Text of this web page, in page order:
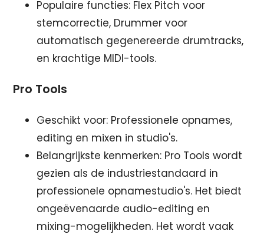
Populaire functies: Flex Pitch voor
stemcorrectie, Drummer voor
automatisch gegenereerde drumtracks,
en krachtige MIDI-tools.
Pro Tools
Geschikt voor: Professionele opnames,
editing en mixen in studio's.
Belangrijkste kenmerken: Pro Tools wordt
gezien als de industriestandaard in
professionele opnamestudio's. Het biedt
ongeëvenaarde audio-editing en
mixing-mogelijkheden. Het wordt vaak